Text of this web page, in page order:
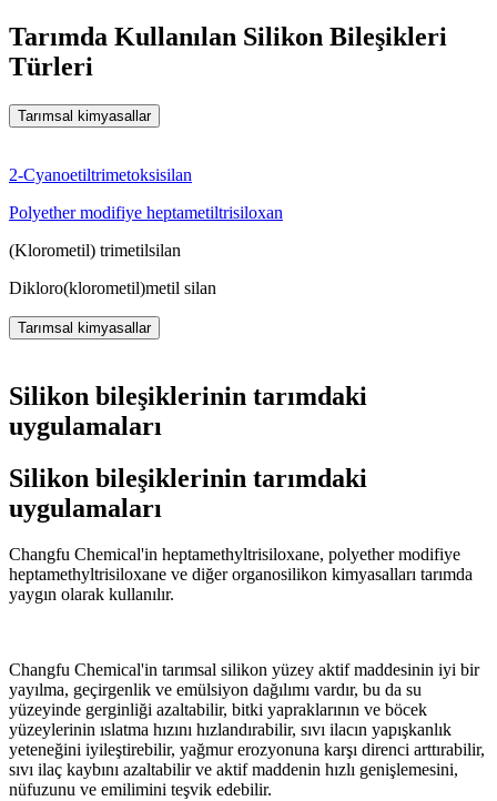
Tarımda Kullanılan Silikon Bileşikleri
Türleri
Tarımsal kimyasallar
2-Cyanoetiltrimetoksisilan
Polyether modifiye heptametiltrisiloxan
(Klorometil) trimetilsilan
Dikloro(klorometil)metil silan
Tarımsal kimyasallar
Silikon bileşiklerinin tarımdaki
uygulamaları
Silikon bileşiklerinin tarımdaki
uygulamaları
Changfu Chemical'in heptamethyltrisiloxane, polyether modifiye
heptamethyltrisiloxane ve diğer organosilikon kimyasalları tarımda
yaygın olarak kullanılır.
Changfu Chemical'in tarımsal silikon yüzey aktif maddesinin iyi bir
yayılma, geçirgenlik ve emülsiyon dağılımı vardır, bu da su
yüzeyinde gerginliği azaltabilir, bitki yapraklarının ve böcek
yüzeylerinin ıslatma hızını hızlandırabilir, sıvı ilacın yapışkanlık
yeteneğini iyileştirebilir, yağmur erozyonuna karşı direnci arttırabilir,
sıvı ilaç kaybını azaltabilir ve aktif maddenin hızlı genişlemesini,
nüfuzunu ve emilimini teşvik edebilir.